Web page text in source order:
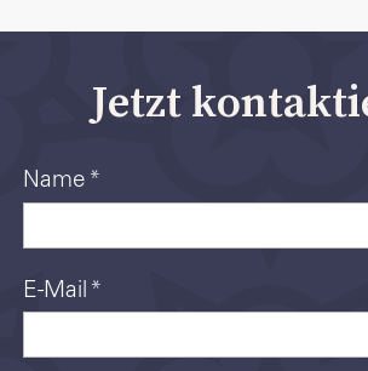
Jetzt
Name *
E-Mail *